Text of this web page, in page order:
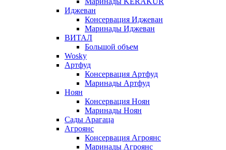
Иджеван
Консервация Иджеван
Маринады Иджеван
ВИТАЛ
Большой объем
Wosky
Артфуд
Консервация Артфуд
Маринады Артфуд
Ноян
Консервация Ноян
Маринады Ноян
Сады Арагаца
Агроянс
Консервация Агроянс
Маринады Агроянс